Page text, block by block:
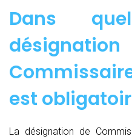
Dans
est
La désignation de